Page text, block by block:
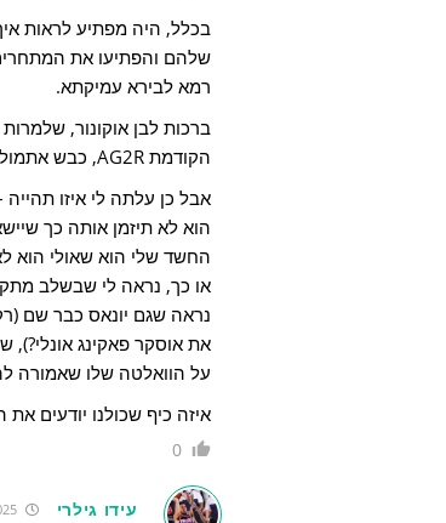
בכלל, היה מפתיע לראות
שלהם והפתיעו את
רמא לבירא עמיקתא.
ברכות לבן אוקונור,
הקודמת AG2R, כבש אתמול ליטרלי את הפסגה הכי גבוהה שהיה יכול לדמיין.
אבל כן עלתה לי איזו
הוא לא תיזמן אותה כך
או כך, נראה לי שבשלב
נראה שגם יונאס כבר שם
את אוסקר פאקינג
על הוואלטה שלו שאמורה
איזה כיף שכולנו יודעים
0
עידו גילרי 25/07/2025 8:51:25